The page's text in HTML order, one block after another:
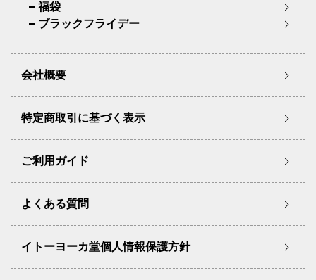
福袋
ブラックフライデー
会社概要
特定商取引に基づく表示
ご利用ガイド
よくある質問
イトーヨーカ堂個人情報保護方針